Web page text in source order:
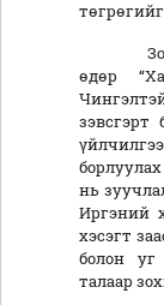
өдөр
зэвсгэрт
нь
Иргэний
хэсэгт
болон
талаар